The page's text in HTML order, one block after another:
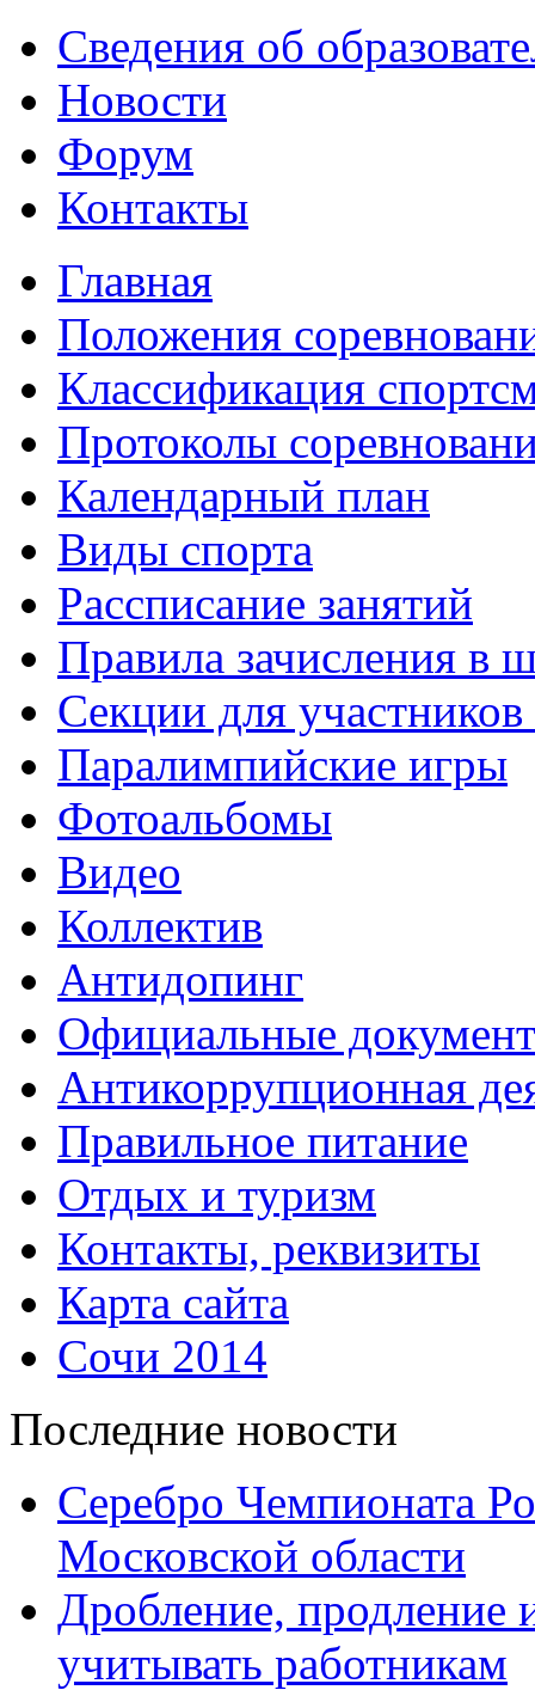
Сведения об
Новости
Форум
Контакты
Главная
Положения
Классификация
Протоколы
Календарный план
Виды спорта
Рассписание занятий
Правила зачисления в
Секции для
Паралимпийские игры
Фотоальбомы
Видео
Коллектив
Антидопинг
Официальные
Антикоррупционная
Правильное питание
Отдых и туризм
Контакты, реквизиты
Карта сайта
Сочи 2014
Последние новости
Серебро Чемпионата
Московской области
Дробление, продление
учитывать работникам